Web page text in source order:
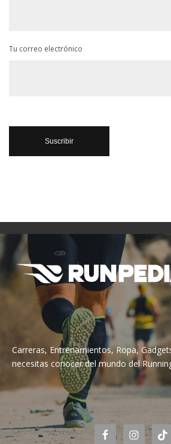
Tu correo electrónico
Carreras, Entrenamientos, Ropa,
necesitas conocer del mundo del